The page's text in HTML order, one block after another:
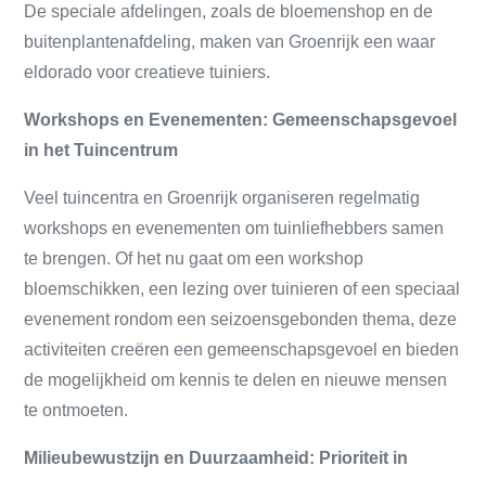
De speciale afdelingen, zoals de bloemenshop en de
buitenplantenafdeling, maken van Groenrijk een waar
eldorado voor creatieve tuiniers.
Workshops en Evenementen: Gemeenschapsgevoel
in het Tuincentrum
Veel tuincentra en Groenrijk organiseren regelmatig
workshops en evenementen om tuinliefhebbers samen
te brengen. Of het nu gaat om een workshop
bloemschikken, een lezing over tuinieren of een speciaal
evenement rondom een seizoensgebonden thema, deze
activiteiten creëren een gemeenschapsgevoel en bieden
de mogelijkheid om kennis te delen en nieuwe mensen
te ontmoeten.
Milieubewustzijn en Duurzaamheid: Prioriteit in